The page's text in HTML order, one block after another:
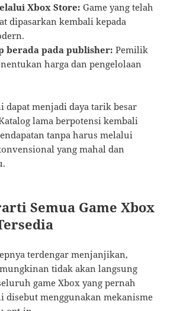
Xbox Store: Game yang telah
dipasarkan kembali kepada
berada pada publisher: Pemilik
harga dan pengelolaan
dapat menjadi daya tarik besar
lama berpotensi kembali
tanpa harus melalui
yang mahal dan
Semua Game Xbox
terdengar menjanjikan,
tidak akan langsung
game Xbox yang pernah
disebut menggunakan mekanisme